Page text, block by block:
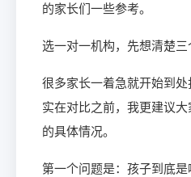
的家长们一些参考。
选一对一机构，先想清楚三
很多家长一着急就开始到
实在对比之前，我更建议
的具体情况。
第一个问题是：孩子到底